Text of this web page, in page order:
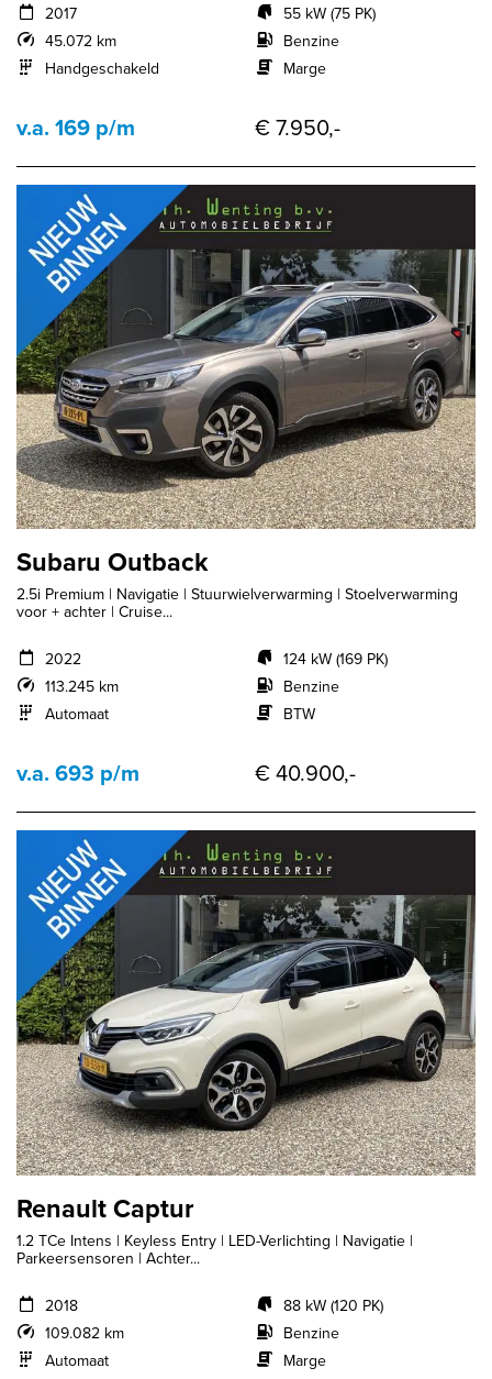
2017
45.072 km
Handgeschakeld
55 kW (75 PK)
Benzine
Marge
v.a. 169 p/m € 7.950,-
Subaru Outback
2.5i Premium | Navigatie | Stuurwielverwarming | Stoelverwarming
voor + achter | Cruise...
2022
113.245 km
Automaat
124 kW (169 PK)
Benzine
BTW
v.a. 693 p/m € 40.900,-
Renault Captur
1.2 TCe Intens | Keyless Entry | LED-Verlichting | Navigatie |
Parkeersensoren | Achter...
2018
109.082 km
Automaat
88 kW (120 PK)
Benzine
Marge